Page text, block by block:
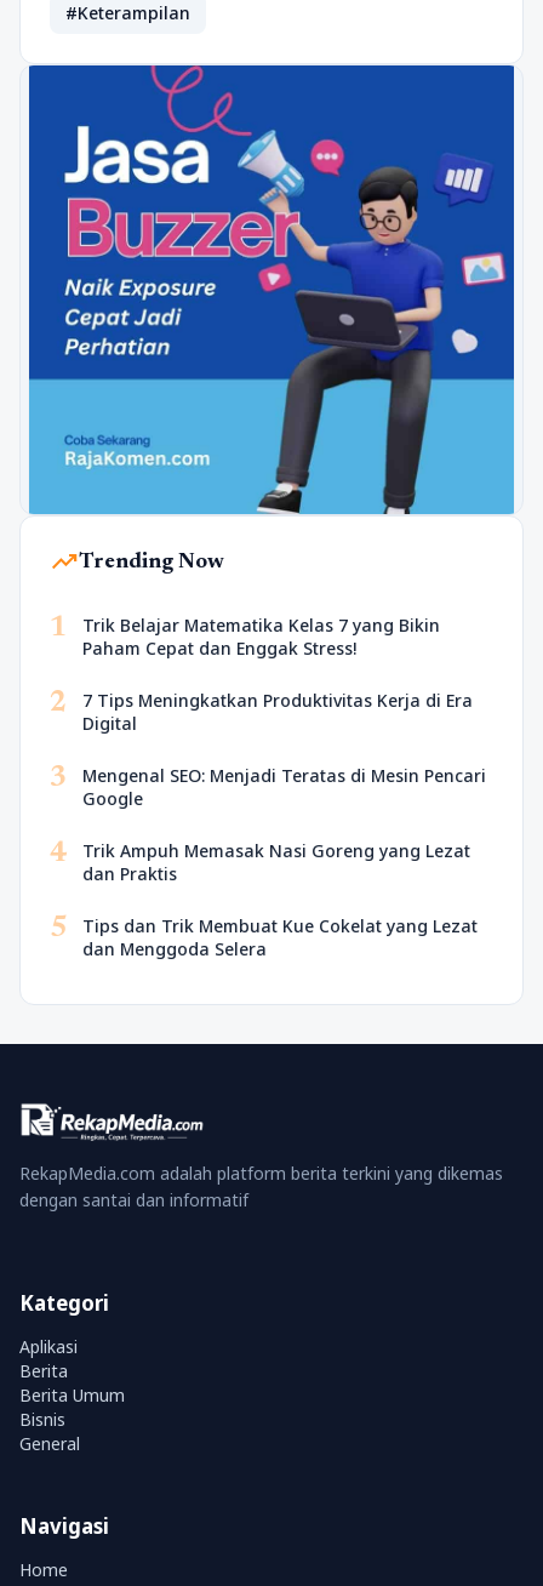
#Keterampilan
trending_upTrending Now
1
Trik Belajar Matematika Kelas 7 yang Bikin
Paham Cepat dan Enggak Stress!
2
7 Tips Meningkatkan Produktivitas Kerja di Era
Digital
3
Mengenal SEO: Menjadi Teratas di Mesin Pencari
Google
4
Trik Ampuh Memasak Nasi Goreng yang Lezat
dan Praktis
5
Tips dan Trik Membuat Kue Cokelat yang Lezat
dan Menggoda Selera
RekapMedia.com adalah platform berita terkini yang dikemas
dengan santai dan informatif
Kategori
Aplikasi
Berita
Berita Umum
Bisnis
General
Navigasi
Home